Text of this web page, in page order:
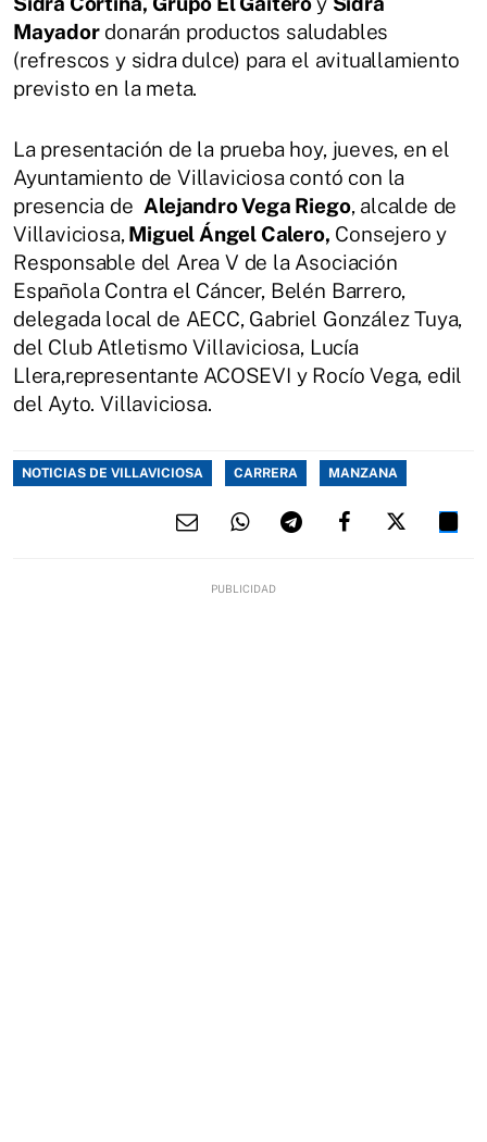
Mayadordonarán productos saludables
(refrescos y sidra dulce) para el avituallamiento
previsto en la meta.
La presentación de la prueba hoy, jueves, en el
Ayuntamiento de Villaviciosa contó con la
presencia de Alejandro Vega Riego, alcalde de
Villaviciosa, Miguel Ángel Calero, Consejero y
Responsable del Area V de la Asociación
Española Contra el Cáncer, Belén Barrero,
delegada local de AECC, Gabriel González Tuya,
del Club Atletismo Villaviciosa, Lucía
Llera,representante ACOSEVI y Rocío Vega, edil
del Ayto. Villaviciosa.
NOTICIAS DE VILLAVICIOSA CARRERA MANZANA